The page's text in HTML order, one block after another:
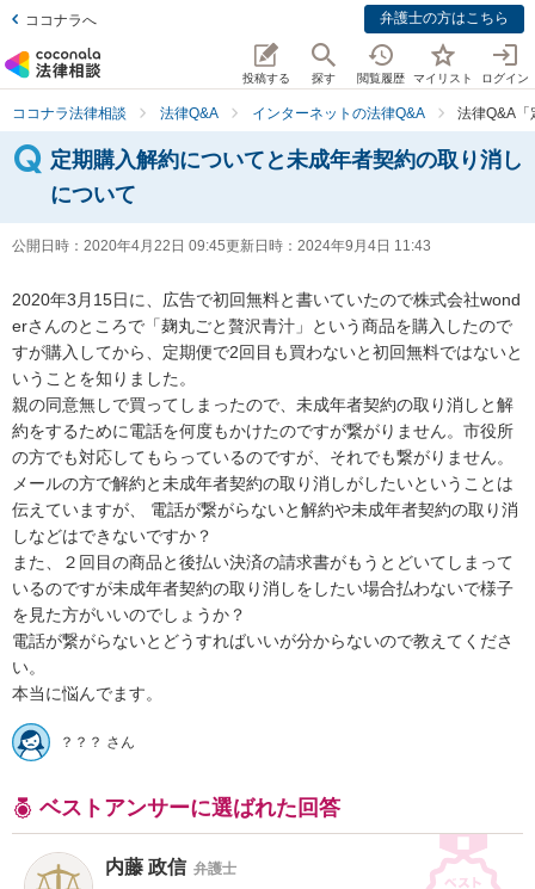
ココナラへ 弁護士の方はこちら
投稿する 探す 閲覧履歴 マイリスト ログイン
ココナラ法律相談 法律Q&A インターネットの法律Q&A 法律Q&A
定期購入解約についてと未成年者契約の取り消し
について
公開日時： 2020年4月22日 09:45更新日時： 2024年9月4日 11:43
2020年3月15日に、広告で初回無料と書いていたので株式会社wond
erさんのところで「麹丸ごと贅沢青汁」という商品を購入したので
すが購入してから、定期便で2回目も買わないと初回無料ではないと
いうことを知りました。
親の同意無しで買ってしまったので、未成年者契約の取り消しと解
約をするために電話を何度もかけたのですが繋がりません。市役所
の方でも対応してもらっているのですが、それでも繋がりません。
メールの方で解約と未成年者契約の取り消しがしたいということは
伝えていますが、 電話が繋がらないと解約や未成年者契約の取り消
しなどはできないですか？
また、２回目の商品と後払い決済の請求書がもうとどいてしまって
いるのですが未成年者契約の取り消しをしたい場合払わないで様子
を見た方がいいのでしょうか？
電話が繋がらないとどうすればいいが分からないので教えてくださ
い。
本当に悩んでます。
？？？ さん
ベストアンサーに選ばれた回答
内藤 政信 弁護士